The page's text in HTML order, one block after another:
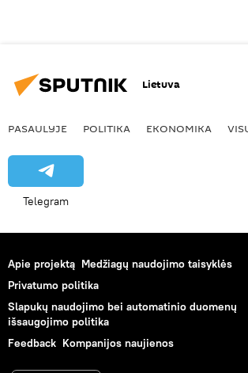
Lietuva
PASAULYJE POLITIKA EKONOMIKA
Telegram
Apie projektą Medžiagų naudojimo taisyklės
Privatumo politika
Slapukų naudojimo bei automatinio duomenų
išsaugojimo politika
Feedback Kompanijos naujienos